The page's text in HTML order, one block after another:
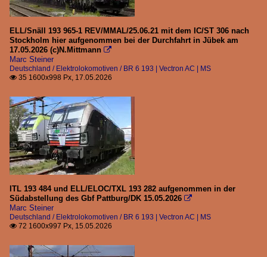
ELL/Snäll 193 965-1 REV/MMAL/25.06.21 mit dem IC/ST 306 nach
Stockholm hier aufgenommen bei der Durchfahrt in Jübek am
17.05.2026 (c)N.Mittmann 
Marc Steiner
Deutschland / Elektrolokomotiven / BR 6 193 | Vectron AC | MS
 35 1600x998 Px, 17.05.2026
ITL 193 484 und ELL/ELOC/TXL 193 282 aufgenommen in der
Südabstellung des Gbf Pattburg/DK 15.05.2026 
Marc Steiner
Deutschland / Elektrolokomotiven / BR 6 193 | Vectron AC | MS
 72 1600x997 Px, 15.05.2026